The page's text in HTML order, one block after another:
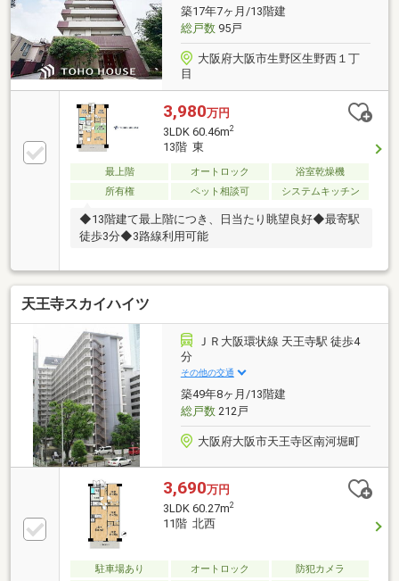
築17年7ヶ月/13階建
総戸数95戸
大阪府大阪市生野区生野西１丁
目
3,980万円
3LDK 60.46m2
13階 東
最上階 オートロック
浴室乾燥機
所有権
ペット相談可 システムキッチン
◆13階建て最上階につき、日当たり眺望良好◆最寄駅
徒歩3分◆3路線利用可能
天王寺スカイハイツ
ＪＲ大阪環状線 天王寺駅 徒歩4
分
その他の交通
築49年8ヶ月/13階建
総戸数212戸
大阪府大阪市天王寺区南河堀町
3,690万円
3LDK 60.27m2
11階 北西
駐車場あり オートロック
防犯カメラ